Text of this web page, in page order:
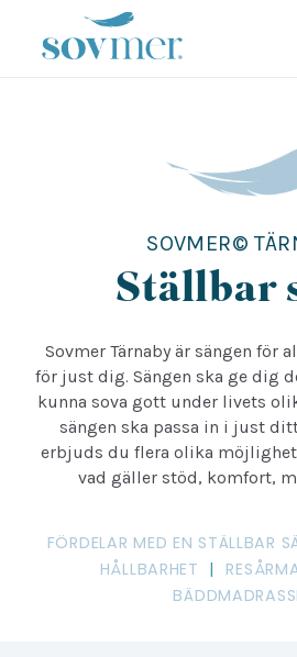
SOVMER©
Ställbar
Sovmer Tärnaby är sängen för
för just dig. Sängen ska ge dig
kunna sova gott under livets
sängen ska passa in i just
erbjuds du flera olika
vad gäller stöd, komfort,
FÖRDELAR MED EN STÄLLBAR
HÅLLBARHET |